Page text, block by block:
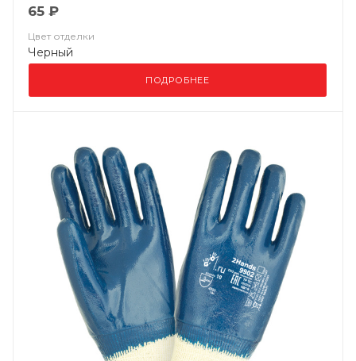
65 ₽
Цвет отделки
Черный
ПОДРОБНЕЕ